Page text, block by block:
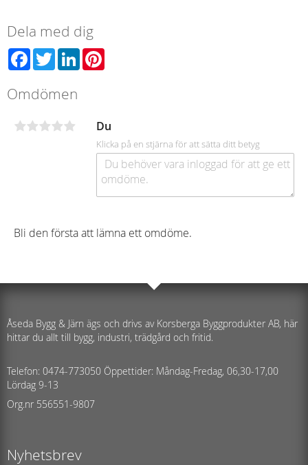
Dela med dig
Facebook
TwitterLinkedIn
Omdömen
Du
Klicka på en stjärna för att sätta ditt betyg
Bli den första att lämna ett omdöme.
Åseda Bygg & Järn ägs och drivs av Korsberga Byggprodukter AB, här
hittar du allt till bygg, industri, trädgård och fritid.
Telefon: 0474-773050 Öppettider: Måndag-Fredag, 06,30-17,00
Lördag 9-13
Org.nr 556551-9807
Nyhetsbrev